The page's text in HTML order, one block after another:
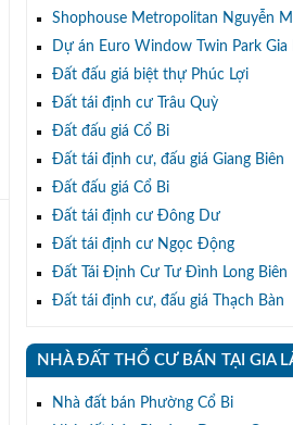
Shophouse Metropolitan Nguyễn
Dự án Euro Window Twin Park Gia
Đất đấu giá biệt thự Phúc Lợi
Đất tái định cư Trâu Quỳ
Đất đấu giá Cổ Bi
Đất tái định cư, đấu giá Giang Biên
Đất đấu giá Cổ Bi
Đất tái định cư Đông Dư
Đất tái định cư Ngọc Động
Đất Tái Định Cư Tư Đình Long Biên
Đất tái định cư, đấu giá Thạch Bàn
NHÀ ĐẤT THỔ CƯ BÁN TẠI GIA
Nhà đất bán Phường Cổ Bi